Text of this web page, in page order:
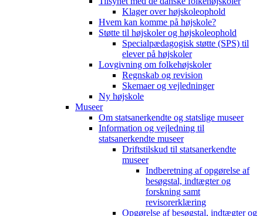
Klager over højskoleophold
Hvem kan komme på højskole?
Støtte til højskoler og højskoleophold
Specialpædagogisk støtte (SPS) til
elever på højskoler
Lovgivning om folkehøjskoler
Regnskab og revision
Skemaer og vejledninger
Ny højskole
Museer
Om statsanerkendte og statslige museer
Information og vejledning til
statsanerkendte museer
Driftstilskud til statsanerkendte
museer
Indberetning af opgørelse af
besøgstal, indtægter og
forskning samt
revisorerklæring
Opgørelse af besøgstal, indtægter og